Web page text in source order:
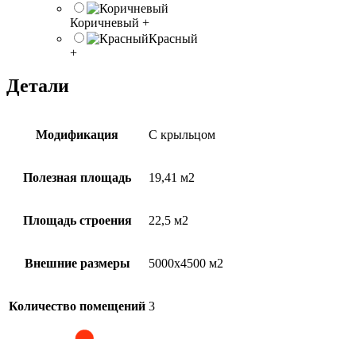
Коричневый +
Красный
+
Детали
Модификация С крыльцом
Полезная площадь 19,41 м2
Площадь строения 22,5 м2
Внешние размеры 5000х4500 м2
Количество помещений 3